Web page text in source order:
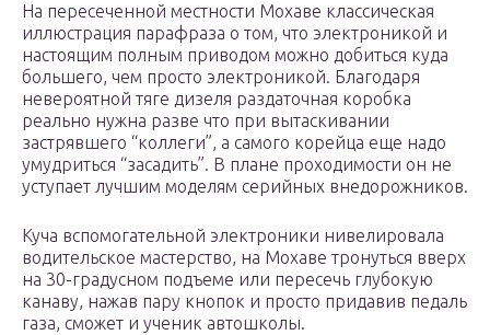
На пересеченной местности Мохаве классическая
иллюстрация парафраза о том, что электроникой и
настоящим полным приводом можно добиться куда
большего, чем просто электроникой. Благодаря
невероятной тяге дизеля раздаточная коробка
реально нужна разве что при вытаскивании
застрявшего “коллеги”, а самого корейца еще надо
умудриться “засадить”. В плане проходимости он не
уступает лучшим моделям серийных внедорожников.
Куча вспомогательной электроники нивелировала
водительское мастерство, на Мохаве тронуться вверх
на 30-градусном подъеме или пересечь глубокую
канаву, нажав пару кнопок и просто придавив педаль
газа, сможет и ученик автошколы.